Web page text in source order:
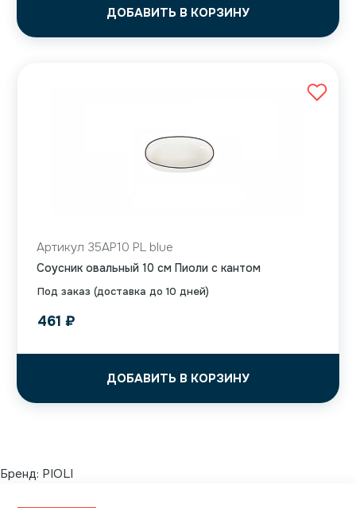
ДОБАВИТЬ В КОРЗИНУ
Под заказ (доставка до 10 дней)
Артикул 35AP10 PL blue
Соусник овальный 10 см Пиоли с кантом
461 ₽
ДОБАВИТЬ В КОРЗИНУ
Бренд: PIOLI